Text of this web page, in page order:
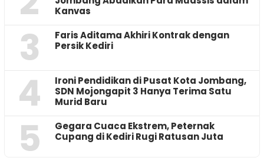
Kanvas
3
Faris Aditama Akhiri Kontrak dengan
Persik Kediri
4
Ironi Pendidikan di Pusat Kota Jombang,
SDN Mojongapit 3 Hanya Terima Satu
Murid Baru
5
‎Gegara Cuaca Ekstrem, Peternak
Cupang di Kediri Rugi Ratusan Juta